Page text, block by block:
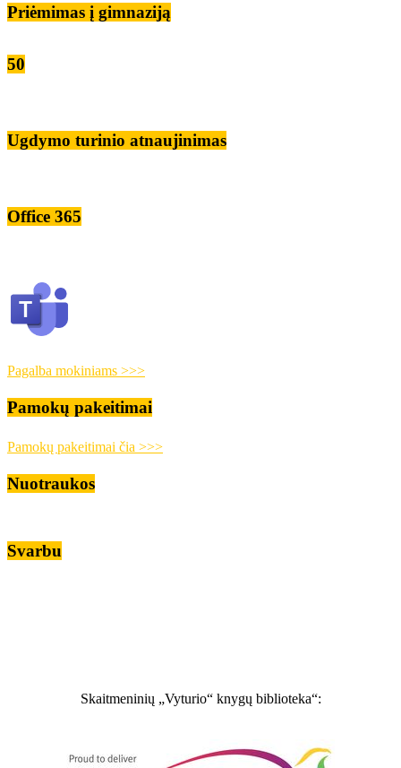
Priėmimas į gimnaziją
50
Ugdymo turinio atnaujinimas
Office 365
Pagalba mokiniams >>>
Pamokų pakeitimai
Pamokų pakeitimai čia >>>
Nuotraukos
Svarbu
Skaitmeninių „Vyturio“ knygų biblioteka“: